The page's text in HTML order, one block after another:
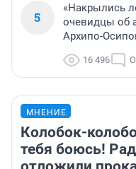
5
«Накрылись
очевидцы об
Архипо-
16 496
МНЕНИЕ
Колобок-
тебя боюсь!